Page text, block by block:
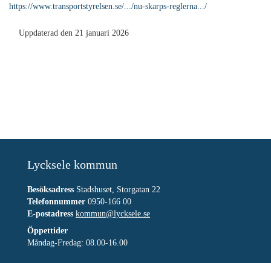
https://www.transportstyrelsen.se/.../nu-skarps-reglerna.../
Uppdaterad den 21 januari 2026
Lycksele kommun
Besöksadress Stadshuset, Storgatan 22
Telefonnummer 0950-166 00
E-postadress kommun@lycksele.se
Öppettider
Måndag-Fredag: 08.00-16.00